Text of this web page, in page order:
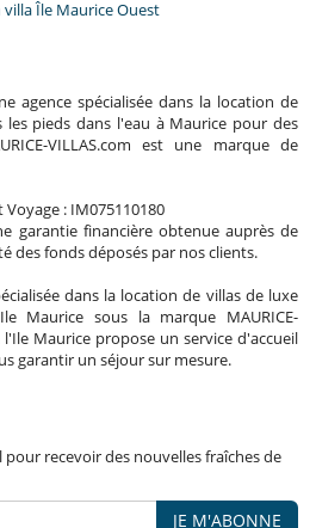
Île Maurice Ouest
agence spécialisée dans la location de
pieds dans l'eau à Maurice pour des
VILLAS.com est une marque de
: IM075110180
garantie financière obtenue auprès de
des fonds déposés par nos clients.
dans la location de villas de luxe
Maurice sous la marque MAURICE-
Maurice propose un service d'accueil
garantir un séjour sur mesure.
pour recevoir des nouvelles fraîches de
JE M'ABONNE